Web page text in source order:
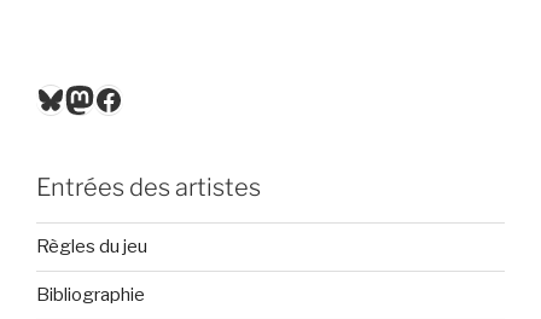
Bluesky
Mastodon
Facebook
Entrées des artistes
Règles du jeu
Bibliographie